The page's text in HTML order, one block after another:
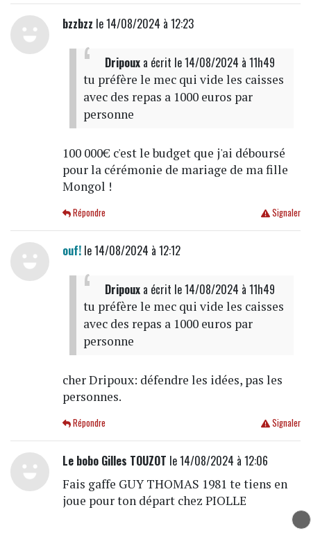
bzzbzz le 14/08/2024 à 12:23
Dripouxa écrit le 14/08/2024 à 11h49
tu préfère le mec qui vide les caisses
avec des repas a 1000 euros par
personne
100 000€ c'est le budget que j'ai déboursé
pour la cérémonie de mariage de ma fille
Mongol !
Signaler
Répondre
ouf!le 14/08/2024 à 12:12
Dripouxa écrit le 14/08/2024 à 11h49
tu préfère le mec qui vide les caisses
avec des repas a 1000 euros par
personne
cher Dripoux: défendre les idées, pas les
personnes.
Signaler
Répondre
Le bobo Gilles TOUZOT le 14/08/2024 à 12:06
Fais gaffe GUY THOMAS 1981 te tiens en
joue pour ton départ chez PIOLLE
Signaler